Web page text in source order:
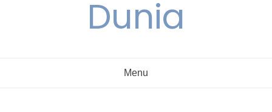
Dunia
Menu